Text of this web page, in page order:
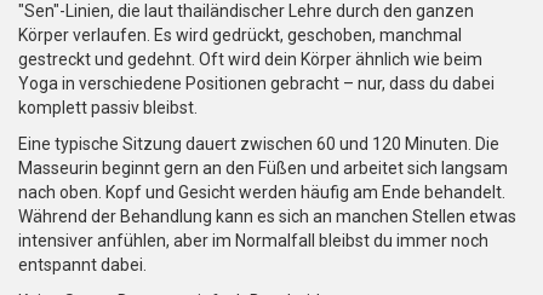
"Sen"-Linien, die laut thailändischer Lehre durch den ganzen
Körper verlaufen. Es wird gedrückt, geschoben, manchmal
gestreckt und gedehnt. Oft wird dein Körper ähnlich wie beim
Yoga in verschiedene Positionen gebracht – nur, dass du dabei
komplett passiv bleibst.
Eine typische Sitzung dauert zwischen 60 und 120 Minuten. Die
Masseurin beginnt gern an den Füßen und arbeitet sich langsam
nach oben. Kopf und Gesicht werden häufig am Ende behandelt.
Während der Behandlung kann es sich an manchen Stellen etwas
intensiver anfühlen, aber im Normalfall bleibst du immer noch
entspannt dabei.